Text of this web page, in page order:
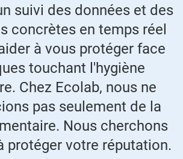
suivi des données et des
concrètes en temps réel
à vous protéger face
touchant l'hygiène
Chez Ecolab, nous ne
pas seulement de la
Nous cherchons
protéger votre réputation.